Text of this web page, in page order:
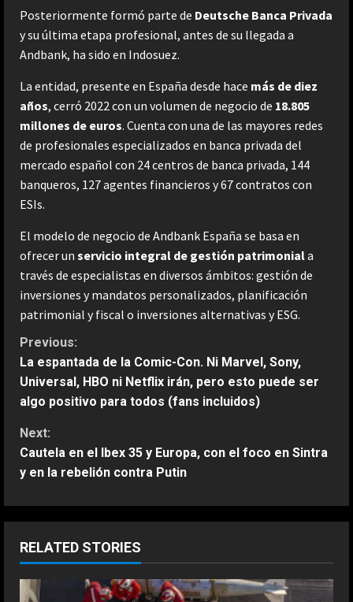
Posteriormente formó parte de Deutsche Banca Privada
y su última etapa profesional, antes de su llegada a
Andbank, ha sido en Indosuez.
La entidad, presente en España desde hace más de diez
años, cerró 2022 con un volumen de negocio de 18.805
millones de euros. Cuenta con una de las mayores redes
de profesionales especializados en banca privada del
mercado español con 24 centros de banca privada, 144
banqueros, 127 agentes financieros y 67 contratos con
ESIs.
El modelo de negocio de Andbank España se basa en
ofrecer un servicio integral de gestión patrimoniala
través de especialistas en diversos ámbitos: gestión de
inversiones y mandatos personalizados, planificación
patrimonial y fiscal o inversiones alternativas y ESG.
C
o
n
t
i
n
u
e
Previous:
La espantada de la Comic-Con. Ni Marvel, Sony,
Universal, HBO ni Netflix irán, pero esto puede ser
algo positivo para todos (fans incluidos)
Next:
Cautela en el Ibex 35 y Europa, con el foco en Sintra
y en la rebelión contra Putin
RELATED STORIES